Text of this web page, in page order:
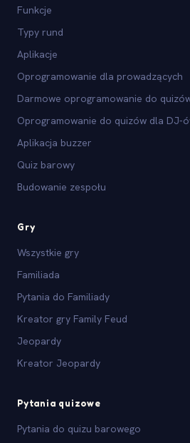
Funkcje
Typy rund
Aplikacje
Oprogramowanie dla prowadzących
Darmowe oprogramowanie do
Oprogramowanie do quizów dla DJ-
Aplikacja buzzer
Quiz barowy
Budowanie zespołu
Gry
Wszystkie gry
Familiada
Pytania do Familiady
Kreator gry Family Feud
Jeopardy
Kreator Jeopardy
Pytania quizowe
Pytania do quizu barowego